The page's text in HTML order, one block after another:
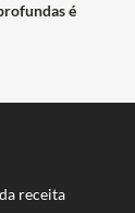
é
receita